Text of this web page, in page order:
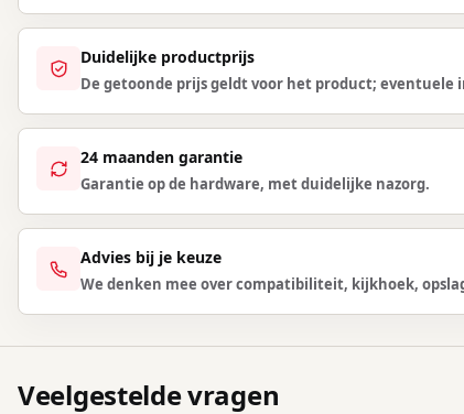
Duidelijke productprijs
De getoonde prijs geldt voor het product; eventuele
24 maanden garantie
Garantie op de hardware, met duidelijke nazorg.
Advies bij je keuze
We denken mee over compatibiliteit, kijkhoek,
Veelgestelde vragen